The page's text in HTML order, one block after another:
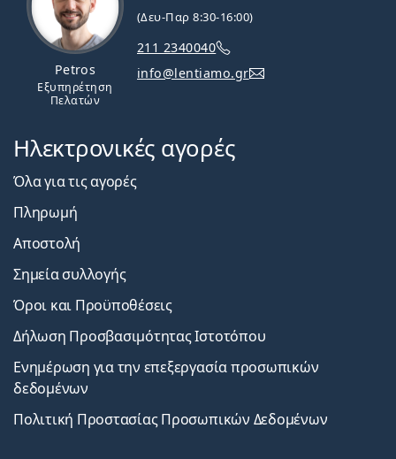
Petros
Εξυπηρέτηση
Πελατών
(Δευ-Παρ 8:30-16:00)
211 2340040
info@lentiamo.gr
Ηλεκτρονικές αγορές
Όλα για τις αγορές
Πληρωμή
Αποστολή
Σημεία συλλογής
Όροι και Προϋποθέσεις
Δήλωση Προσβασιμότητας Ιστοτόπου
Ενημέρωση για την επεξεργασία προσωπικών
δεδομένων
Πολιτική Προστασίας Προσωπικών Δεδομένων